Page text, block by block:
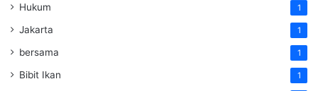
Hukum 1
Jakarta 1
bersama 1
Bibit Ikan 1